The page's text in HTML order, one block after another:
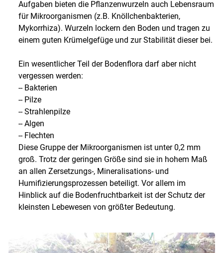
Aufgaben bieten die Pflanzenwurzeln auch Lebensraum
für Mikroorganismen (z.B. Knöllchenbakterien,
Mykorrhiza). Wurzeln lockern den Boden und tragen zu
einem guten Krümelgefüge und zur Stabilität dieser bei.
Ein wesentlicher Teil der Bodenflora darf aber nicht
vergessen werden:
-- Bakterien
-- Pilze
-- Strahlenpilze
-- Algen
-- Flechten
Diese Gruppe der Mikroorganismen ist unter 0,2 mm
groß. Trotz der geringen Größe sind sie in hohem Maß
an allen Zersetzungs-, Mineralisations- und
Humifizierungsprozessen beteiligt. Vor allem im
Hinblick auf die Bodenfruchtbarkeit ist der Schutz der
kleinsten Lebewesen von größter Bedeutung.